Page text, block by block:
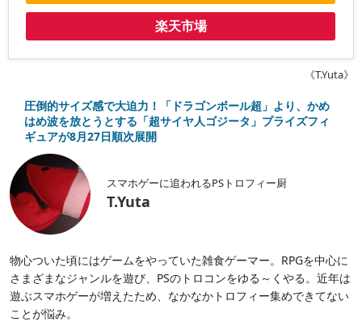
楽天市場
《T.Yuta》
圧倒的サイズ感で大迫力！「ドラゴンボール超」より、かめ
はめ波を放とうとする「超サイヤ人ゴジータ」プライズフィ
ギュアが8月27日順次展開
スマホゲーに追われるPSトロフィー厨
T.Yuta
物心ついた頃にはゲームをやっていた雑食ゲーマー。RPGを中心に
さまざまなジャンルを遊び、PSのトロコンをゆる～くやる。近年は
遊ぶスマホゲーが増えたため、なかなかトロフィー集めできてない
ことが悩み。